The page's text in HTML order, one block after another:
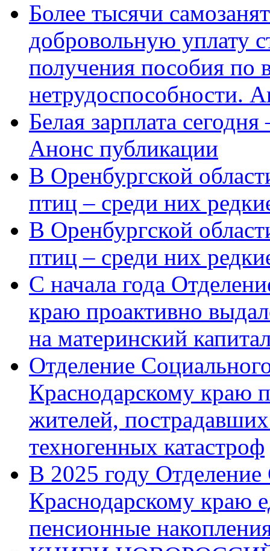
Более тысячи
добровольную уплату
получения пособия по
нетрудоспособности.
Белая зарплата
Анонс публикации
В Оренбургской
птиц – среди них
В Оренбургской
птиц – среди них
С начала года
краю проактивно
на материнский
Отделение
Краснодарскому краю
жителей,
техногенных катастроф
В 2025 году
Краснодарскому краю
пенсионные